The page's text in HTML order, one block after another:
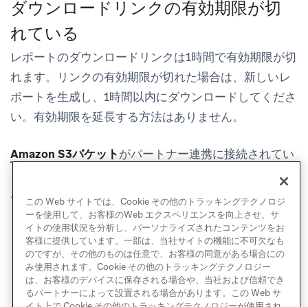
ダウンロードリンクの有効期限が切
れている
レポートのダウンロードリンクは1時間で有効期限が切
れます。リンクの有効期限が切れた場合は、新しいレ
ポートを生成し、1時間以内にダウンロードしてくださ
い。有効期限を延長する方法はありません。
Amazon S3バケットがパートナー連携に接続されてい
る場合は、S3バケットを直接参照することで、古いレ
ポートのデータを取得できる場合があります。
この Web サイトでは、Cookie その他のトラッキングテクノロジ
ーを使用して、お客様のWeb エクスペリエンスを向上させ、サ
イトの使用状況を分析し、パーソナライズされたコンテンツをお
客様に提供しています。一部は、当社サイトの機能に不可欠なも
のですが、その他のものは任意で、お客様の同意がある場合にの
み使用されます。Cookie その他のトラッキングテクノロジー
は、お客様のデバイスに保存される場合や、当社および信頼でき
るパートナーによって設置される場合があります。この Web サ